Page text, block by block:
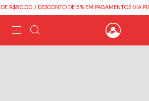
R$90,00 / DESCONTO DE 5% EM PAGAMENTOS VIA PIX•